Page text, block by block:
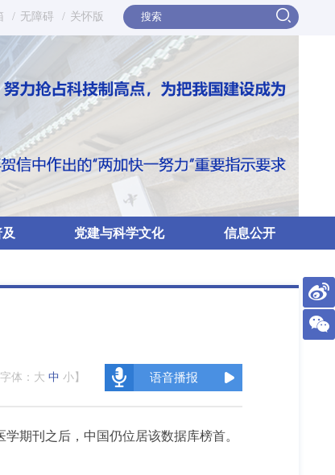
/ 无障碍 / 关怀版
党建与科学文化 信息公开
字体： 大 中 小 】 语音播报
期刊之后，中国仍位居该数据库榜首。